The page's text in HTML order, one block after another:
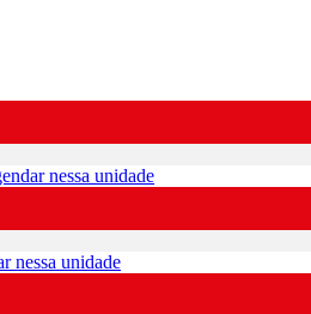
nessa unidade
nessa unidade